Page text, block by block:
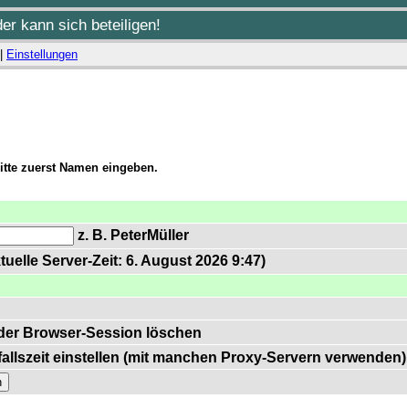
kann sich beteiligen!
Einstellungen
zuerst Namen eingeben.
z. B. PeterMüller
Server-Zeit: 6. August 2026 9:47)
Browser-Session löschen
einstellen (mit manchen Proxy-Servern verwenden)